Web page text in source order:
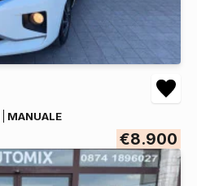
MANUALE
€8.900